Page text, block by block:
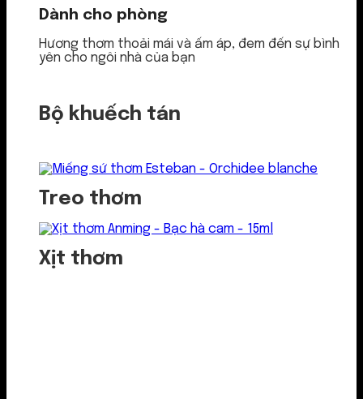
Dành cho phòng
Hương thơm thoải mái và ấm áp, đem đến sự bình
yên cho ngôi nhà của bạn
Bộ khuếch tán
Treo thơm
Xịt thơm